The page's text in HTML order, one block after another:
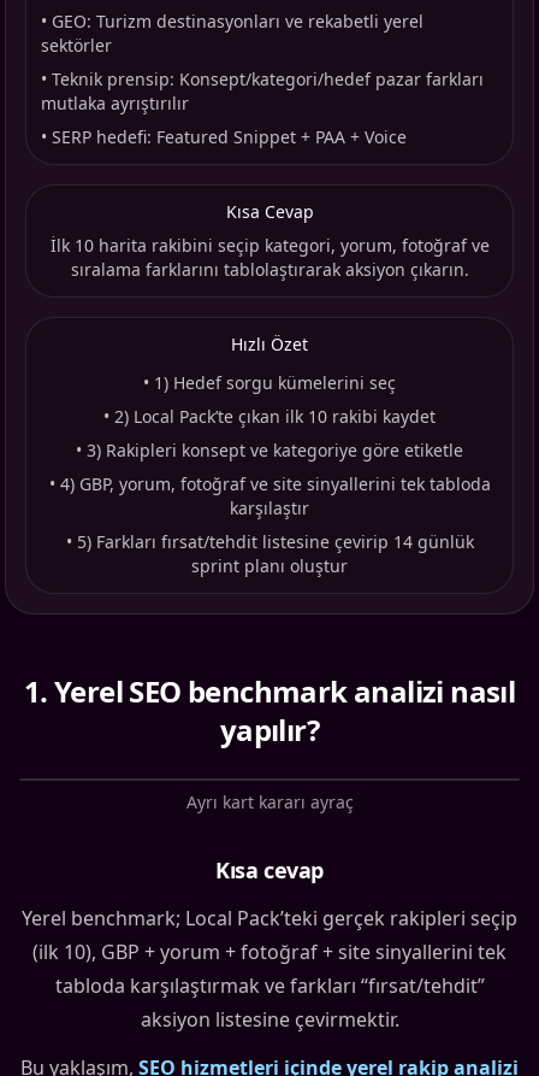
• GEO: Turizm destinasyonları ve rekabetli yerel
sektörler
• Teknik prensip: Konsept/kategori/hedef pazar farkları
mutlaka ayrıştırılır
• SERP hedefi: Featured Snippet + PAA + Voice
Kısa Cevap
İlk 10 harita rakibini seçip kategori, yorum, fotoğraf ve
sıralama farklarını tablolaştırarak aksiyon çıkarın.
Hızlı Özet
• 1) Hedef sorgu kümelerini seç
• 2) Local Pack’te çıkan ilk 10 rakibi kaydet
• 3) Rakipleri konsept ve kategoriye göre etiketle
• 4) GBP, yorum, fotoğraf ve site sinyallerini tek tabloda
karşılaştır
• 5) Farkları fırsat/tehdit listesine çevirip 14 günlük
sprint planı oluştur
1.Yerel SEO benchmark analizi nasıl
yapılır?
Ayrı kart kararı ayraç
Kısa cevap
Yerel benchmark; Local Pack’teki gerçek rakipleri seçip
(ilk 10), GBP + yorum + fotoğraf + site sinyallerini tek
tabloda karşılaştırmak ve farkları “fırsat/tehdit”
aksiyon listesine çevirmektir.
Bu yaklaşım, SEO hizmetleri içinde yerel rakip analizi